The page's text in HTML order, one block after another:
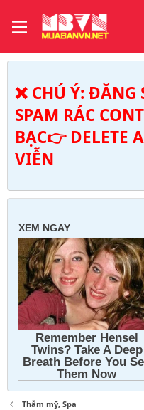
❌ CHÚ Ý: ĐĂNG
SPAM RÁC
BẠC👉 DELETE
VIỄN
Thẫm mỹ, Spa